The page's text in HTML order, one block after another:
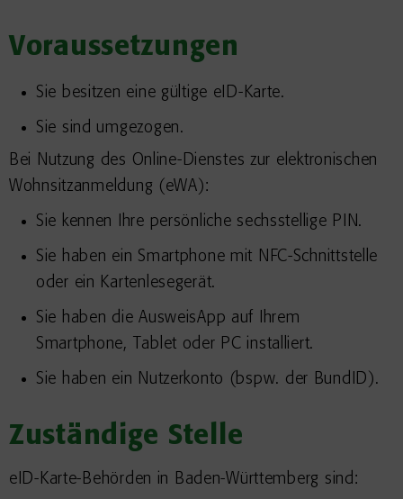
Voraussetzungen
Sie besitzen eine gültige eID-Karte.
Sie sind umgezogen.
Bei Nutzung des Online-Dienstes zur elektronischen
Wohnsitzanmeldung (eWA):
Sie kennen Ihre persönliche sechsstellige PIN.
Sie haben ein Smartphone mit NFC-Schnittstelle
oder ein Kartenlesegerät.
Sie haben die AusweisApp auf Ihrem
Smartphone, Tablet oder PC installiert.
Sie haben ein Nutzerkonto (bspw. der BundID).
Zuständige Stelle
eID-Karte-Behörden in Baden-Württemberg sind :